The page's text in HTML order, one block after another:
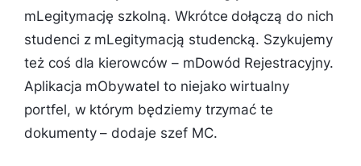
mLegitymację szkolną. Wkrótce dołączą do nich
studenci z mLegitymacją studencką. Szykujemy
też coś dla kierowców – mDowód Rejestracyjny.
Aplikacja mObywatel to niejako wirtualny
portfel, w którym będziemy trzymać te
dokumenty – dodaje szef MC.